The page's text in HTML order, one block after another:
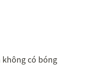
không có bóng